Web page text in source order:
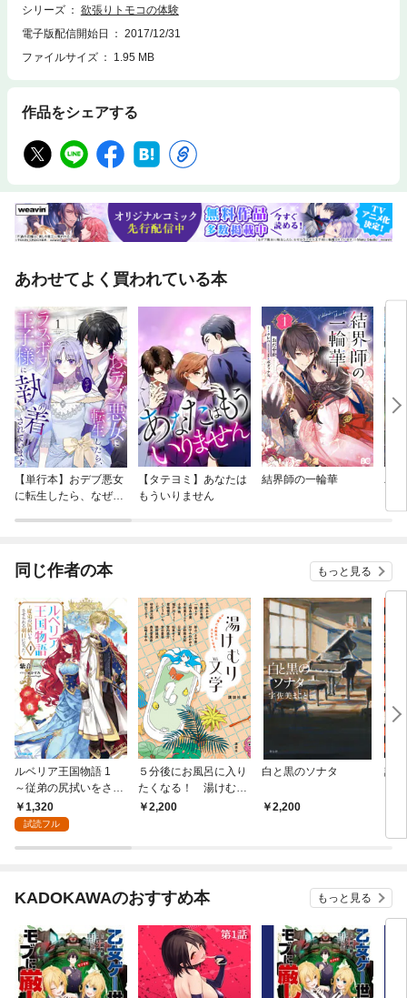
シリーズ
欲張りトモコの体験
電子版配信開始日
2017/12/31
ファイルサイズ
1.95 MB
作品をシェアする
あわせてよく買われている本
【単行本】おデブ悪女
に転生したら、なぜか
【タテヨミ】あなたは
もういりません
結界師の一輪華
バ
今
同じ作者の本 もっと見る
ルベリア王国物語 1
～従弟の尻拭いをさせ
られる羽目になった～
1,320
試読フル
５分後にお風呂に入り
たくなる！ 湯けむり
文学2,200
白と黒のソナタ
2,200
誰
KADOKAWAのおすすめ本 もっと見る